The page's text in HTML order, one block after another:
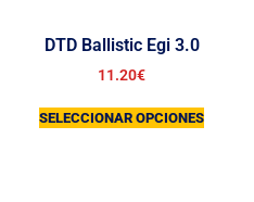
DTD Ballistic Egi 3.0
11.20€
SELECCIONAR OPCIONES